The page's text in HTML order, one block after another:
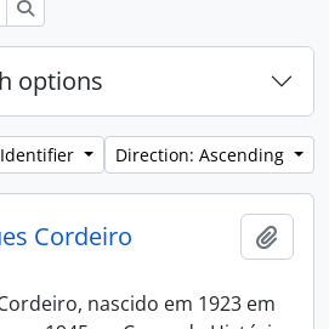
options
Direction: Ascending
Cordeiro
nascido em 1923 em